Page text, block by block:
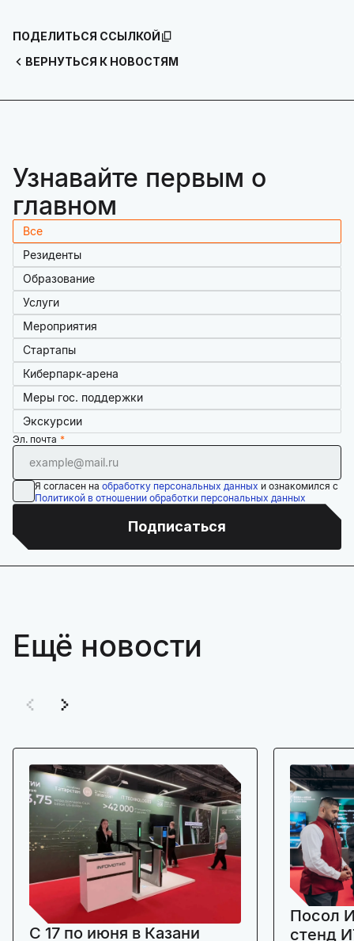
ВЕРНУТЬСЯ К НОВОСТЯМ
ПОДЕЛИТЬСЯ ССЫЛКОЙ
Узнавайте первым о
главном
Все
Резиденты
Образование
Услуги
Мероприятия
Стартапы
Киберпарк-арена
Меры гос. поддержки
Экскурсии
Эл. почта
Я согласен на обработку персональных данных и ознакомился с
Политикой в отношении обработки персональных данных
Подписаться
Ещё новости
C 17 по июня в Казани
Посол
стенд